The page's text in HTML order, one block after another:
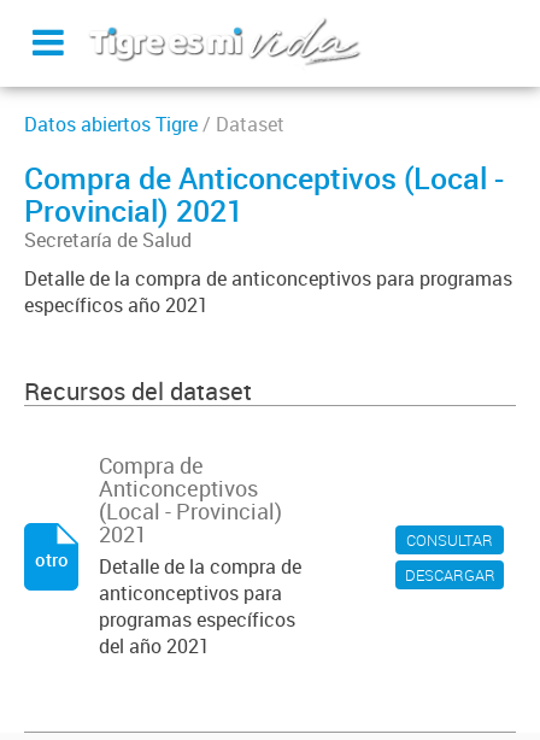
Datos abiertos Tigre/ Dataset
Compra de Anticonceptivos (Local -
Provincial) 2021
Secretaría de Salud
Detalle de la compra de anticonceptivos para programas
específicos año 2021
Recursos del dataset
CONSULTAR
DESCARGAR
Compra de
Anticonceptivos
(Local - Provincial)
2021
Detalle de la compra de
anticonceptivos para
programas específicos
del año 2021
otro